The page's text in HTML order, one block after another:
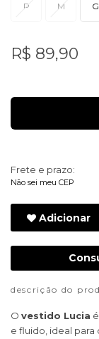
P M G
R$ 89,90
Frete e prazo:
Não sei meu CEP
Adicionar
descrição do
O vestido Lucia
e fluido, ideal para